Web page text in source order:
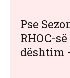
Pse
RHOC-
dështim